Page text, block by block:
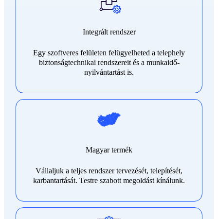
Integrált rendszer
Egy szoftveres felületen felügyelheted a telephely
biztonságtechnikai rendszereit és a munkaidő-
nyilvántartást is.
Magyar termék
Vállaljuk a teljes rendszer tervezését, telepítését,
karbantartását. Testre szabott megoldást kínálunk.